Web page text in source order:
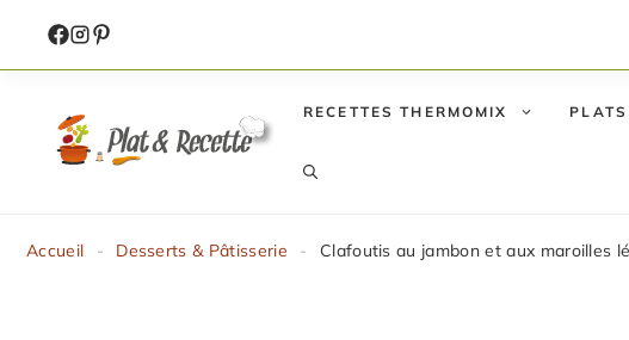
contenu
RECETTES THERMOMIX
Accueil - Desserts & Pâtisserie - Clafoutis au jambon et aux maroilles